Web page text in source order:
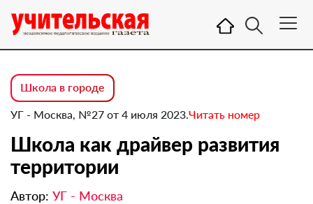
Школа в городе
УГ - Москва, №27 от 4 июля 2023.Читать номер
Школа как драйвер развития
территории
Автор: УГ - Москва